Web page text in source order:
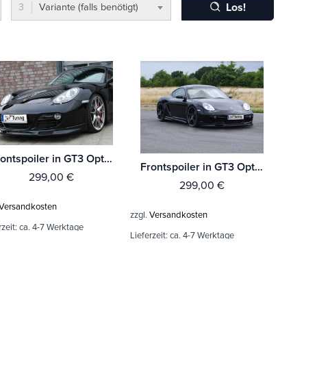
Variante (falls benötigt) Los!
Frontspoiler in GT3 Optik für Porsche Cayman 987 Bj. 2009-2013
299,00 €
ca. 4-7 Werktage
Frontspoiler in GT3 Optik für Porsche Cayman 987 Bj. 2005-2009
299,00 €
zzgl. Versandkosten
Lieferzeit: ca. 4-7 Werktage